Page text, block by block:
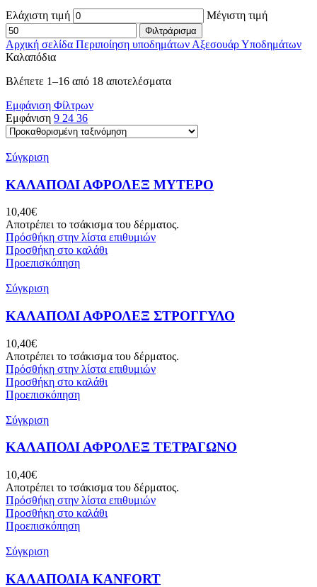
Ελάχιστη τιμή Μέγιστη τιμή
Φιλτράρισμα
Αρχική σελίδα Περιποίηση υποδημάτων Αξεσουάρ Υποδημάτων
Καλαπόδια
Βλέπετε 1–16 από 18 αποτελέσματα
Εμφάνιση Φίλτρων
Εμφάνιση 9 24 36
Σύγκριση
ΚΑΛΑΠΟΔΙ ΑΦΡΟΛΕΞ ΜΥΤΕΡΟ
10,40€
Αποτρέπει το τσάκισμα του δέρματος.
Πρόσθήκη στην λίστα επιθυμιών
Προσθήκη στο καλάθι
Προεπισκόπηση
Σύγκριση
ΚΑΛΑΠΟΔΙ ΑΦΡΟΛΕΞ ΣΤΡΟΓΓΥΛΟ
10,40€
Αποτρέπει το τσάκισμα του δέρματος.
Πρόσθήκη στην λίστα επιθυμιών
Προσθήκη στο καλάθι
Προεπισκόπηση
Σύγκριση
ΚΑΛΑΠΟΔΙ ΑΦΡΟΛΕΞ ΤΕΤΡΑΓΩΝΟ
10,40€
Αποτρέπει το τσάκισμα του δέρματος.
Πρόσθήκη στην λίστα επιθυμιών
Προσθήκη στο καλάθι
Προεπισκόπηση
Σύγκριση
ΚΑΛΑΠΟΔΙΑ KANFORT